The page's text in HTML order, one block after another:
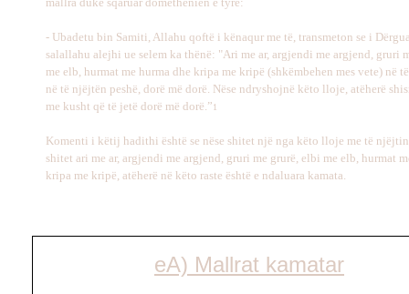
- Ubadetu bin Samiti, Allahu qoftë i kënaqur me të, transmeton se i
salallahu alejhi ue selem ka thënë: "Ari me ar, argjendi me argjend, gruri
me elb, hurmat me hurma dhe kripa me kripë (shkëmbehen mes vete) në
në të njëjtën peshë, dorë më dorë. Nëse ndryshojnë këto lloje, atëherë
me kusht që të jetë dorë më dorë.”1
Komenti i këtij hadithi është se nëse shitet një nga këto lloje me të
shitet ari me ar, argjendi me argjend, gruri me grurë, elbi me elb, hurmat
kripa me kripë, atëherë në këto raste është e ndaluara kamata.
A) Mallrat kamatar
e